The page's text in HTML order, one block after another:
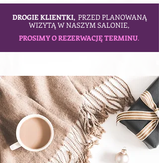
DROGIE KLIENTKI, PRZED PLANOWANĄ
WIZYTĄ W NASZYM SALONIE,
PROSIMY O REZERWACJĘ TERMINU.